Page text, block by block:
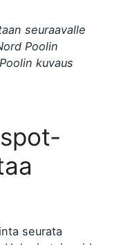
seuraavalle
Poolin
kuvaus
seurata